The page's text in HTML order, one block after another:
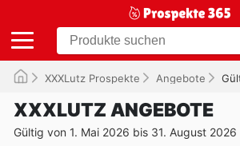
XXXLutz Prospekte Angebote
XXXLUTZ ANGEBOTE
Gültig von 1. Mai 2026 bis 31. August 2026